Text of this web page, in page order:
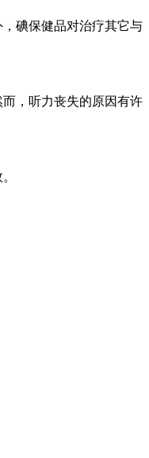
碘保健品对治疗其它与
，听力丧失的原因有许